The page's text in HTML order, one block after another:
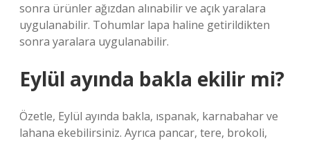
sonra ürünler ağızdan alınabilir ve açık yaralara
uygulanabilir. Tohumlar lapa haline getirildikten
sonra yaralara uygulanabilir.
Eylül ayında bakla ekilir mi?
Özetle, Eylül ayında bakla, ıspanak, karnabahar ve
lahana ekebilirsiniz. Ayrıca pancar, tere, brokoli,